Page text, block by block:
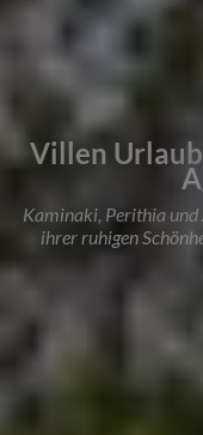
Villen
Kaminaki, Perithia und
ihrer ruhigen